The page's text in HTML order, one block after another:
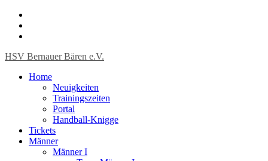
HSV Bernauer Bären e.V.
Home
Neuigkeiten
Trainingszeiten
Portal
Handball-Knigge
Tickets
Männer
Männer I